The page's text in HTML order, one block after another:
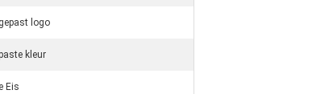
logo
kleur
Eis